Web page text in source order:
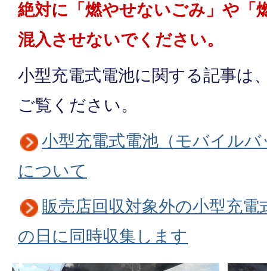
絶対に「燃やせないごみ」や「
混入させないでください。
小型充電式電池に関する記事は
ご覧ください。
小型充電式電池（モバイル
について
販売店回収対象外の小型充
の日に同時収集します